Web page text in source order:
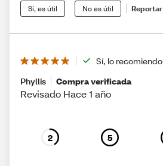
Sí, es útil No es útil Reportar
Sí, lo recomiendo
Phyllis
Compra verificada
Revisado Hace 1 año
2 5